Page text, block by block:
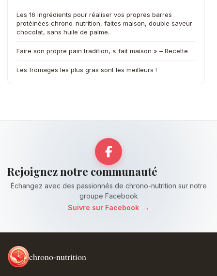
Les 16 ingrédients pour réaliser vos propres barres
protéinées chrono-nutrition, faites maison, double saveur
chocolat, sans huile de palme.
Faire son propre pain tradition, « fait maison » – Recette
Les fromages les plus gras sont les meilleurs !
Rejoignez notre communauté
Échangez avec des passionnés de chrono-nutrition sur notre
groupe Facebook
Suivre sur Facebook
→
chrono-nutrition